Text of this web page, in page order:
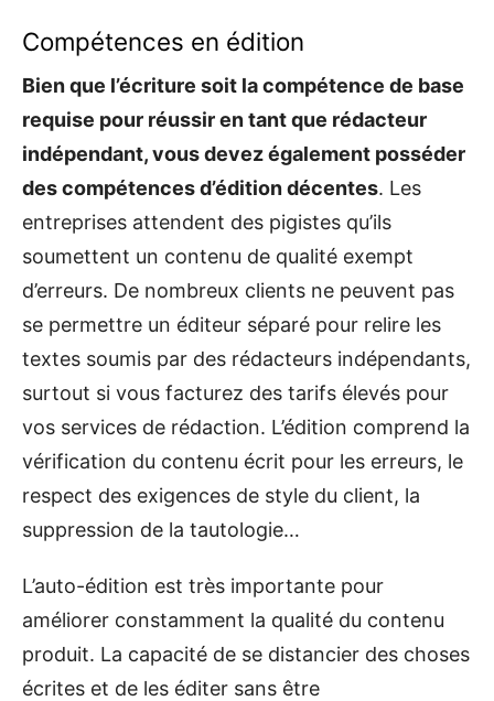
Compétences en édition
Bien que l’écriture soit la compétence de base
requise pour réussir en tant que rédacteur
indépendant, vous devez également posséder
des compétences d’édition décentes. Les
entreprises attendent des pigistes qu’ils
soumettent un contenu de qualité exempt
d’erreurs. De nombreux clients ne peuvent pas
se permettre un éditeur séparé pour relire les
textes soumis par des rédacteurs indépendants,
surtout si vous facturez des tarifs élevés pour
vos services de rédaction. L’édition comprend la
vérification du contenu écrit pour les erreurs, le
respect des exigences de style du client, la
suppression de la tautologie…
L’auto-édition est très importante pour
améliorer constamment la qualité du contenu
produit. La capacité de se distancier des choses
écrites et de les éditer sans être